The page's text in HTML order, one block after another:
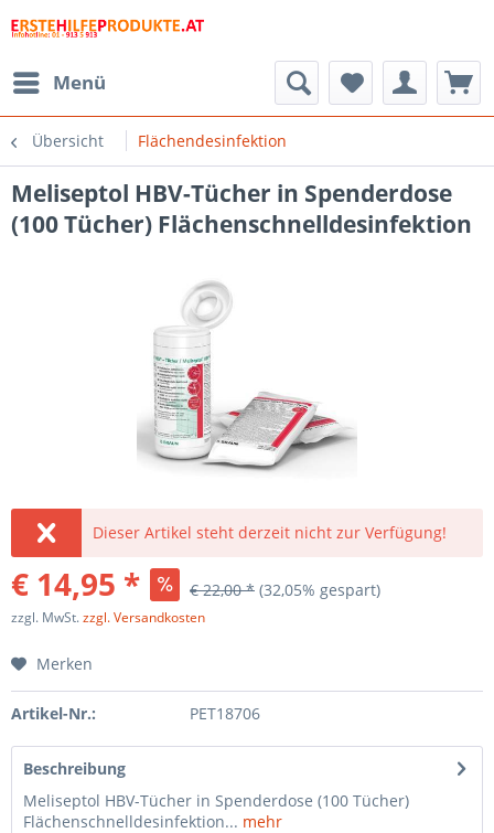
Menü
Übersicht Flächendesinfektion
Meliseptol HBV-Tücher in Spenderdose
(100 Tücher) Flächenschnelldesinfektion
Dieser Artikel steht derzeit nicht zur Verfügung!
€ 14,95 * € 22,00 * (32,05% gespart)
zzgl. MwSt.zzgl. Versandkosten
Merken
Artikel-Nr.: PET18706
Beschreibung
Meliseptol HBV-Tücher in Spenderdose (100 Tücher)
Flächenschnelldesinfektion... mehr